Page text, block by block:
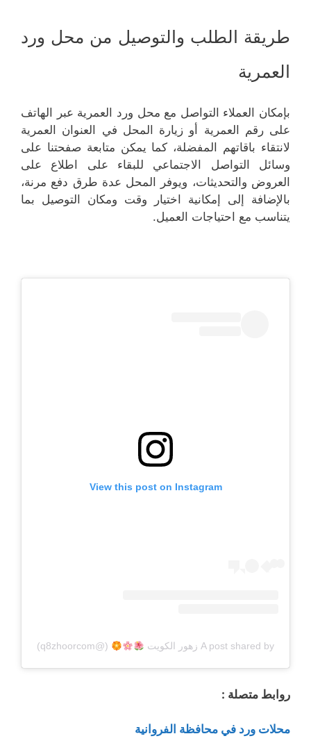
طريقة الطلب والتوصيل من محل ورد
العمرية
بإمكان العملاء التواصل مع محل ورد العمرية عبر الهاتف
على رقم العمرية أو زيارة المحل في العنوان العمرية
لانتقاء باقاتهم المفضلة، كما يمكن متابعة صفحتنا على
وسائل التواصل الاجتماعي للبقاء على اطلاع على
العروض والتحديثات، ويوفر المحل عدة طرق دفع مرنة،
بالإضافة إلى إمكانية اختيار وقت ومكان التوصيل بما
يتناسب مع احتياجات العميل.
View this post on Instagram
A post shared by زهور الكويت ⁩ (@q8zhoorcom)
روابط متصلة :
محلات ورد في محافظة الفروانية